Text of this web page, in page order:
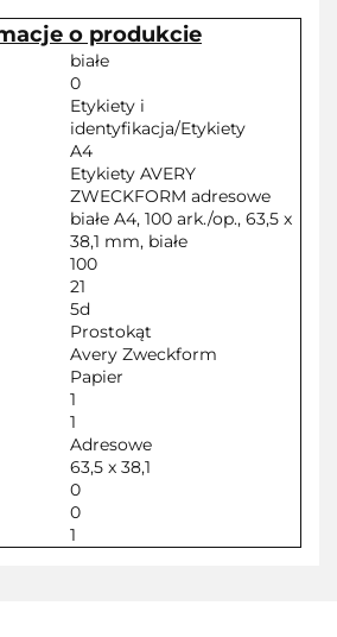
o produkcie
białe
0
Etykiety i
identyfikacja/Etykiety
A4
Etykiety AVERY
ZWECKFORM adresowe
białe A4, 100 ark./op., 63,5 x
38,1 mm, białe
100
21
5d
Prostokąt
Avery Zweckform
Papier
1
1
Adresowe
63,5 x 38,1
0
0
1